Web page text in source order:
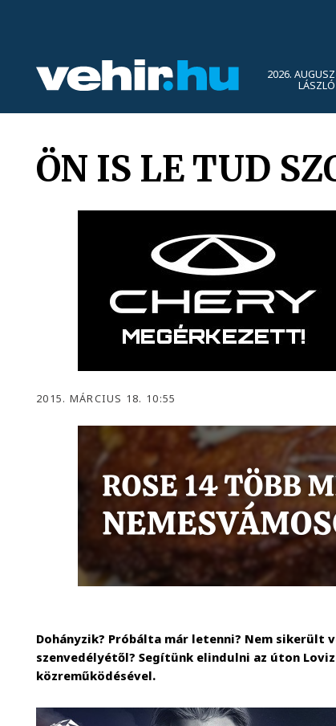
2026.
LÁSZLÓ
ÖN IS LE TUD
2015. MÁRCIUS 18. 10:55
Dohányzik? Próbálta már letenni? Nem sikerült
szenvedélyétől? Segítünk elindulni az úton
közreműködésével.